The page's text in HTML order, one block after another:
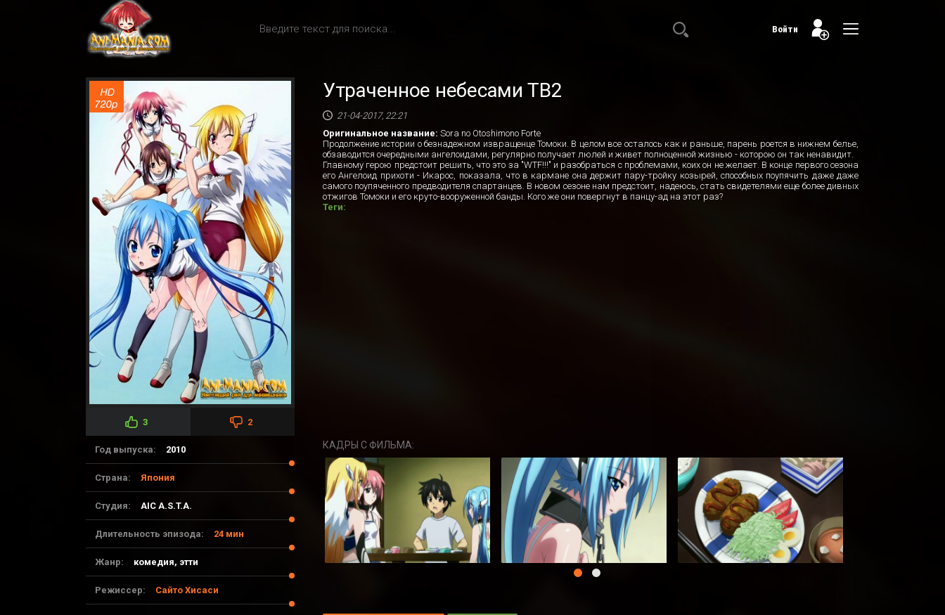
Войти
3 2
Год выпуска: 2010
Страна: Япония
Студия: AIC A.S.T.A.
Длительность эпизода: 24 мин
Жанр: комедия, этти
Режиссер: Сайто Хисаси
Утраченное небесами ТВ2
21-04-2017, 22:21
Оригинальное название: Sora no Otoshimono Forte
Продолжение истории о безнадежном извращенце Томоки. В целом все осталось как и раньше, парень роется в нижнем белье,
обзаводится очередными ангелоидами, регулярно получает люлей и живет полноценной жизнью - которою он так ненавидит.
Главному герою предстоит решить, что это за "WTF!!!" и разобраться с проблемами, коих он не желает. В конце первого сезона
его Ангелоид прихоти - Икарос, показала, что в кармане она держит пару-тройку козырей, способных поупячить даже даже
самого поупяченного предводителя спартанцев. В новом сезоне нам предстоит, надеюсь, стать свидетелями еще более дивных
отжигов Томоки и его круто-вооруженной банды. Кого же они повергнут в панцу-ад на этот раз?
Теги:
КАДРЫ С ФИЛЬМА: